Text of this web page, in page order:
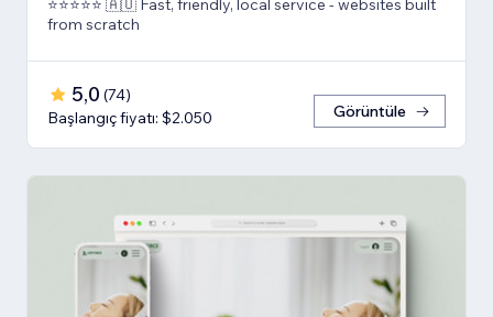
⭐️⭐️⭐️⭐️⭐️ 🇦🇺 Fast, friendly, local service - websites built
from scratch
5,0 (74)
Başlangıç fiyatı: $2.050
Görüntüle